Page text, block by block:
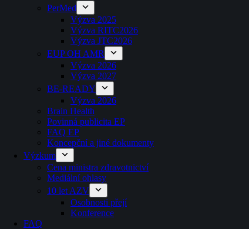
PerMed
Výzva 2025
Výzva RITC2026
Výzva JTC2026
EUP OH AMR
Výzva 2026
Výzva 2027
BE-READY
Výzva 2026
Brain Health
Povinná publicita EP
FAQ EP
Koncepční a jiné dokumenty
Výzkum
Cena ministra zdravotnictví
Mediální ohlasy
10 let AZV
Osobnosti přejí
Konference
FAQ